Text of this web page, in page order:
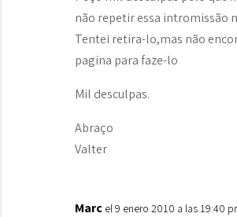
não repetir essa intromissão
Tentei retira-lo,mas não
pagina para faze-lo
Mil desculpas.
Abraço
Valter
Marc el 9 enero 2010 a las 19:40